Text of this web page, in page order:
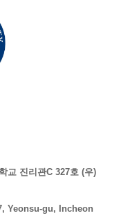
교 진리관C 327호 (우)
Yeonsu-gu,
Incheon